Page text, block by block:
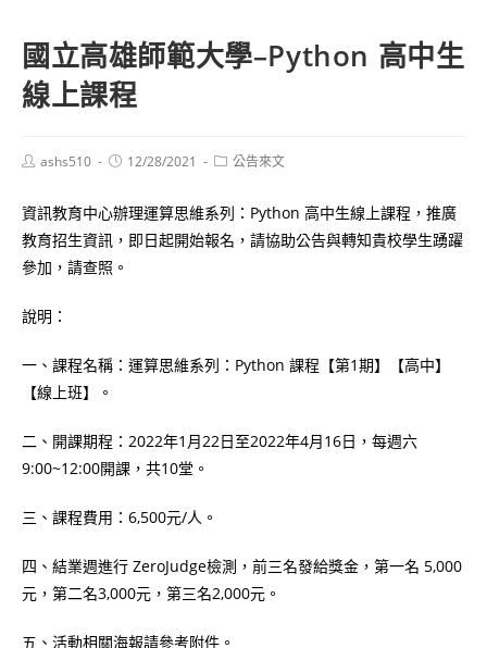
國立高雄師範大學–Python 高中生
線上課程
Postashs510
Post12/28/2021
Post公告來文
資訊教育中心辦理運算思維系列：Python 高中生線上課程，推廣
教育招生資訊，即日起開始報名，請協助公告與轉知貴校學生踴躍
參加，請查照。
說明：
一、課程名稱：運算思維系列：Python 課程【第1期】【高中】
【線上班】。
二、開課期程：2022年1月22日至2022年4月16日，每週六
9:00~12:00開課，共10堂。
三、課程費用：6,500元/人。
四、結業週進行 ZeroJudge檢測，前三名發給獎金，第一名 5,000
元，第二名3,000元，第三名2,000元。
五、活動相關海報請參考附件。